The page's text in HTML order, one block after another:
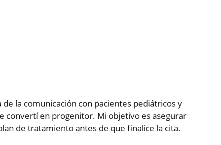
la comunicación con pacientes pediátricos y
convertí en progenitor. Mi objetivo es asegurar
de tratamiento antes de que finalice la cita.